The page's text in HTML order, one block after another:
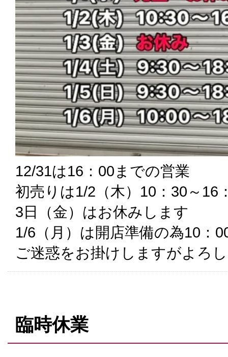
12/31は16：00までの営業
初売りは1/2（木）10：30～16
3日（金）はお休みします
1/6（月）は開店準備の為10：
ご迷惑をお掛けしますがよろ
臨時休業